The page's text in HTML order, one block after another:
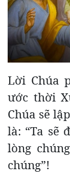
Lời Chúa
ước thời
Chúa sẽ
là: “Ta sẽ
lòng
chúng”!